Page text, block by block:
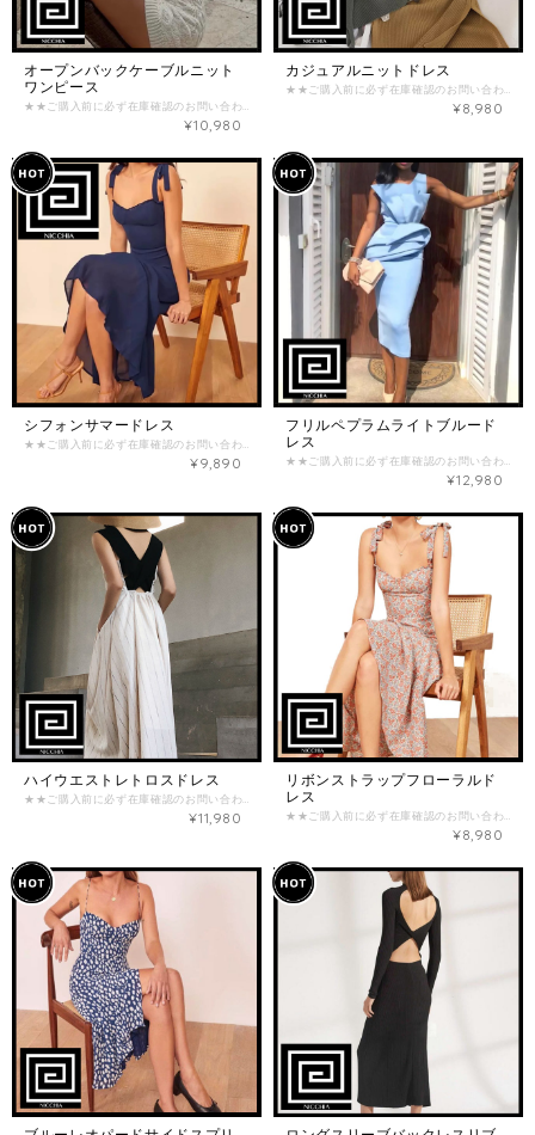
オープンバックケーブルニット
ワンピース
★★ご購入前に必ず在庫確認のお問い合わせをお願い致します★★ （在庫がない場合がございます。） ご確認なく、ご購入された場合のご返金お振込み手数料とシステム手数料はお客様負担となってしまいますので、ご注意くださいませ。 【商品詳細】 主な素材：アクリル、ポリエステル デザイン：ケーブルニット、背中空き 【カラー】 ブラック/ホワイト/ブラウン 【サイズ】 ※伸びる生地です -S- (B：約64-90cm / W：約60-66cm / H：約64-92cm / 肩幅：約37cm / 袖丈：約59cm / L（丈）：約76cm) -M- (B：約68-94cm / W：約64-70cm / H：約68-96cm / 肩幅：約38cm / 袖丈：約60cm / L（丈）：約78cm) -L- (B：約72-98cm / W：約68-74cm / H：約72-100cm / 肩幅：約39cm / 袖丈：約61cm / L（丈）：約80cm) ※海外製品のため、サイズに多少の誤差があることがございますが、予めご了承ください。 ================《重要》================ 商品ページに記載の内容、特定商取引法に基づく表記について必ずご確認の上、お問い合わせ、ご注文をお願い致します。 ・海外商品は在庫の動きが激しく、日々変動します。ご購入前に必ず在庫確認のお問い合わせをお願いいたします。 ・商品価格は全て関税込みの金額となっております。 ・海外商品取り扱いのため、ご注文を頂いてからお取り寄せいたしますが、交通事情や税関手続きなどの遅延により、お届けまで最大3〜4週間いただく可能性がございます。 ・海外製品は検品基準が日本と異なるため、日本製品に比べて縫製が荒い場合があり、モチーフやボタンの縫い付けが不十分な場合がございますが、不良品ではありませんので、予めご了承下さいませ。 ・撮影環境・PC環境などにより、実物商品の色味やデザインが写真のイメージと異なる場合がございます。予めご了承くださいませ。 ・ご注文後のサイズ変更・キャンセル(返品)はお受けすることが出来ません。よくご検討頂いてからご購入下さい。 ・決済後のお取り寄せとなりますので、入れ違いで在庫切れの際はキャンセル返金とさせて頂きます。 お取り寄せ商品において以下の場合はお客様の都合としてお取引をキャンセルさせて頂きます。 ・在庫のお問い合わせを頂かずご購入された商品が完売していた場合 ・在庫のお問い合わせを頂いて日にちが経過してからご購入頂き商品が既に完売した場合
¥10,980
カジュアルニットドレス
★★ご購入前に必ず在庫確認のお問い合わせをお願い致します★★ （在庫がない場合がございます。） ご確認なく、ご購入された場合のご返金お振込み手数料とシステム手数料はお客様負担となってしまいますので、ご注意くださいませ。 【商品詳細】 主な素材：ポリエステル デザイン：Vネック 【カラー】 ブラック/ネイビー/グレー/カーキ/アイボリー/キャメル/ブラウン 【サイズ】 -ワンサイズ- (B：約70-85cm / W：約60-75cm / H：約80-95cm / L（丈）：約106cm) -M- (B：約cm / W：約cm / H：約cm / L（丈）：約cm) -L- (B：約cm / W：約cm / H：約cm / L（丈）：約cm) ※海外製品のため、サイズに多少の誤差があることがございますが、予めご了承ください。 ================《重要》================ 商品ページに記載の内容、特定商取引法に基づく表記について必ずご確認の上、お問い合わせ、ご注文をお願い致します。 ・海外商品は在庫の動きが激しく、日々変動します。ご購入前に必ず在庫確認のお問い合わせをお願いいたします。 ・商品価格は全て関税込みの金額となっております。 ・海外商品取り扱いのため、ご注文を頂いてからお取り寄せいたしますが、交通事情や税関手続きなどの遅延により、お届けまで最大3〜4週間いただく可能性がございます。 ・海外製品は検品基準が日本と異なるため、日本製品に比べて縫製が荒い場合があり、モチーフやボタンの縫い付けが不十分な場合がございますが、不良品ではありませんので、予めご了承下さいませ。 ・撮影環境・PC環境などにより、実物商品の色味やデザインが写真のイメージと異なる場合がございます。予めご了承くださいませ。 ・ご注文後のサイズ変更・キャンセル(返品)はお受けすることが出来ません。よくご検討頂いてからご購入下さい。 ・決済後のお取り寄せとなりますので、入れ違いで在庫切れの際はキャンセル返金とさせて頂きます。 お取り寄せ商品において以下の場合はお客様の都合としてお取引をキャンセルさせて頂きます。 ・在庫のお問い合わせを頂かずご購入された商品が完売していた場合 ・在庫のお問い合わせを頂いて日にちが経過してからご購入頂き商品が既に完売した場合
¥8,980
シフォンサマードレス
★★ご購入前に必ず在庫確認のお問い合わせをお願い致します★★ （在庫がない場合がございます。） ご確認なく、ご購入された場合のご返金お振込み手数料とシステム手数料はお客様負担となってしまいますので、ご注意くださいませ。 【商品詳細】 主な素材：アセテート デザイン：リボンストラップ 【カラー】 ネイビー/ブラック/ホワイト 【サイズ】 -S- (B：約84cm / W：約67cm / H：約--cm / L（丈）：約102cm) -M- (B：約88cm / W：約71cm / H：約--cm / L（丈）：約103cm) -L- (B：約92cm / W：約75cm / H：約--cm / L（丈）：約104cm) ※海外製品のため、サイズに多少の誤差があることがございますが、予めご了承ください。 ================《重要》================ 商品ページに記載の内容、特定商取引法に基づく表記について必ずご確認の上、お問い合わせ、ご注文をお願い致します。 ・海外商品は在庫の動きが激しく、日々変動します。ご購入前に必ず在庫確認のお問い合わせをお願いいたします。 ・商品価格は全て関税込みの金額となっております。 ・海外商品取り扱いのため、ご注文を頂いてからお取り寄せいたしますが、交通事情や税関手続きなどの遅延により、お届けまで最大3〜4週間いただく可能性がございます。 ・海外製品は検品基準が日本と異なるため、日本製品に比べて縫製が荒い場合があり、モチーフやボタンの縫い付けが不十分な場合がございますが、不良品ではありませんので、予めご了承下さいませ。 ・撮影環境・PC環境などにより、実物商品の色味やデザインが写真のイメージと異なる場合がございます。予めご了承くださいませ。 ・ご注文後のサイズ変更・キャンセル(返品)はお受けすることが出来ません。よくご検討頂いてからご購入下さい。 ・決済後のお取り寄せとなりますので、入れ違いで在庫切れの際はキャンセル返金とさせて頂きます。 お取り寄せ商品において以下の場合はお客様の都合としてお取引をキャンセルさせて頂きます。 ・在庫のお問い合わせを頂かずご購入された商品が完売していた場合 ・在庫のお問い合わせを頂いて日にちが経過してからご購入頂き商品が既に完売した場合
¥9,890
フリルペプラムライトブルード
レス
★★ご購入前に必ず在庫確認のお問い合わせをお願い致します★★ （在庫がない場合がございます。） ご確認なく、ご購入された場合のご返金お振込み手数料とシステム手数料はお客様負担となってしまいますので、ご注意くださいませ。 【商品詳細】 主な素材：ポリエステル、スパンデックス デザイン：ペプラム 【カラー】 ライトブルー 【サイズ】 -S- (B：約82-92cm / W：約66-76cm / H：約92-102cm) -M- (B：約94-98cm / W：約72-82cm / H：約96-108cm) -L- (B：約100-104cm / W：約78-88cm / H：約102-112cm) ※海外製品のため、サイズに多少の誤差があることがございますが、予めご了承ください。 ================《重要》================ 商品ページに記載の内容、特定商取引法に基づく表記について必ずご確認の上、お問い合わせ、ご注文をお願い致します。 ・海外商品は在庫の動きが激しく、日々変動します。ご購入前に必ず在庫確認のお問い合わせをお願いいたします。 ・商品価格は全て関税込みの金額となっております。 ・海外商品取り扱いのため、ご注文を頂いてからお取り寄せいたしますが、交通事情や税関手続きなどの遅延により、お届けまで最大3〜4週間いただく可能性がございます。 ・海外製品は検品基準が日本と異なるため、日本製品に比べて縫製が荒い場合があり、モチーフやボタンの縫い付けが不十分な場合がございますが、不良品ではありませんので、予めご了承下さいませ。 ・撮影環境・PC環境などにより、実物商品の色味やデザインが写真のイメージと異なる場合がございます。予めご了承くださいませ。 ・ご注文後のサイズ変更・キャンセル(返品)はお受けすることが出来ません。よくご検討頂いてからご購入下さい。 ・決済後のお取り寄せとなりますので、入れ違いで在庫切れの際はキャンセル返金とさせて頂きます。 お取り寄せ商品において以下の場合はお客様の都合としてお取引をキャンセルさせて頂きます。 ・在庫のお問い合わせを頂かずご購入された商品が完売していた場合 ・在庫のお問い合わせを頂いて日にちが経過してからご購入頂き商品が既に完売した場合
¥12,980
ハイウエストレトロスドレス
★★ご購入前に必ず在庫確認のお問い合わせをお願い致します★★ （在庫がない場合がございます。） ご確認なく、ご購入された場合のご返金お振込み手数料とシステム手数料はお客様負担となってしまいますので、ご注意くださいませ。 【商品詳細】 主な素材：コットン、リネン デザイン：バッククロス 【カラー】 ホワイトストライプ/ダークネイビー 【サイズ】 -S- (B：約78cm / W：約66cm / H：フリーサイズ / L（丈）：約122cm) -M- (B：約82cm / W：約68cm / H：フリーサイズ / L（丈）：約124cm) -L- (B：約86cm / W：約70cm / H：フリーサイズ / L（丈）：約126cm) -XL- (B：約90cm / W：約72cm / H：フリーサイズ / L（丈）：約128cm) ※海外製品のため、サイズに多少の誤差があることがございますが、予めご了承ください。 ================《重要》================ 商品ページに記載の内容、特定商取引法に基づく表記について必ずご確認の上、お問い合わせ、ご注文をお願い致します。 ・海外商品は在庫の動きが激しく、日々変動します。ご購入前に必ず在庫確認のお問い合わせをお願いいたします。 ・商品価格は全て関税込みの金額となっております。 ・海外商品取り扱いのため、ご注文を頂いてからお取り寄せいたしますが、交通事情や税関手続きなどの遅延により、お届けまで最大3〜4週間いただく可能性がございます。 ・海外製品は検品基準が日本と異なるため、日本製品に比べて縫製が荒い場合があり、モチーフやボタンの縫い付けが不十分な場合がございますが、不良品ではありませんので、予めご了承下さいませ。 ・撮影環境・PC環境などにより、実物商品の色味やデザインが写真のイメージと異なる場合がございます。予めご了承くださいませ。 ・ご注文後のサイズ変更・キャンセル(返品)はお受けすることが出来ません。よくご検討頂いてからご購入下さい。 ・決済後のお取り寄せとなりますので、入れ違いで在庫切れの際はキャンセル返金とさせて頂きます。 お取り寄せ商品において以下の場合はお客様の都合としてお取引をキャンセルさせて頂きます。 ・在庫のお問い合わせを頂かずご購入された商品が完売していた場合 ・在庫のお問い合わせを頂いて日にちが経過してからご購入頂き商品が既に完売した場合
¥11,980
リボンストラップフローラルド
レス
★★ご購入前に必ず在庫確認のお問い合わせをお願い致します★★ （在庫がない場合がございます。） ご確認なく、ご購入された場合のご返金お振込み手数料とシステム手数料はお客様負担となってしまいますので、ご注意くださいませ。 【商品詳細】 主な素材：ポリエステル、コットン デザイン：フローラルプリント 【カラー】 マルチカラー 【サイズ】 -S- (B：約80cm / W：約62-66cm / H：フリー / L（丈）：約103cm) -M- (B：約84cm / W：約66-71cm / H：フリー / L（丈）：約104cm) -L- (B：約88cm / W：約71-76cm / H：フリー / L（丈）：約105cm) ※海外製品のため、サイズに多少の誤差があることがございますが、予めご了承ください。 ================《重要》================ 商品ページに記載の内容、特定商取引法に基づく表記について必ずご確認の上、お問い合わせ、ご注文をお願い致します。 ・海外商品は在庫の動きが激しく、日々変動します。ご購入前に必ず在庫確認のお問い合わせをお願いいたします。 ・商品価格は全て関税込みの金額となっております。 ・海外商品取り扱いのため、ご注文を頂いてからお取り寄せいたしますが、交通事情や税関手続きなどの遅延により、お届けまで最大3〜4週間いただく可能性がございます。 ・海外製品は検品基準が日本と異なるため、日本製品に比べて縫製が荒い場合があり、モチーフやボタンの縫い付けが不十分な場合がございますが、不良品ではありませんので、予めご了承下さいませ。 ・撮影環境・PC環境などにより、実物商品の色味やデザインが写真のイメージと異なる場合がございます。予めご了承くださいませ。 ・ご注文後のサイズ変更・キャンセル(返品)はお受けすることが出来ません。よくご検討頂いてからご購入下さい。 ・決済後のお取り寄せとなりますので、入れ違いで在庫切れの際はキャンセル返金とさせて頂きます。 お取り寄せ商品において以下の場合はお客様の都合としてお取引をキャンセルさせて頂きます。 ・在庫のお問い合わせを頂かずご購入された商品が完売していた場合 ・在庫のお問い合わせを頂いて日にちが経過してからご購入頂き商品が既に完売した場合
¥8,980